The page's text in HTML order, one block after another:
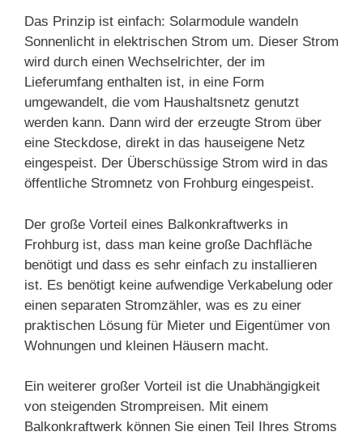
Das Prinzip ist einfach: Solarmodule wandeln
Sonnenlicht in elektrischen Strom um. Dieser Strom
wird durch einen Wechselrichter, der im
Lieferumfang enthalten ist, in eine Form
umgewandelt, die vom Haushaltsnetz genutzt
werden kann. Dann wird der erzeugte Strom über
eine Steckdose, direkt in das hauseigene Netz
eingespeist. Der Überschüssige Strom wird in das
öffentliche Stromnetz von Frohburg eingespeist.
Der große Vorteil eines Balkonkraftwerks in
Frohburg ist, dass man keine große Dachfläche
benötigt und dass es sehr einfach zu installieren
ist. Es benötigt keine aufwendige Verkabelung oder
einen separaten Stromzähler, was es zu einer
praktischen Lösung für Mieter und Eigentümer von
Wohnungen und kleinen Häusern macht.
Ein weiterer großer Vorteil ist die Unabhängigkeit
von steigenden Strompreisen. Mit einem
Balkonkraftwerk können Sie einen Teil Ihres Stroms